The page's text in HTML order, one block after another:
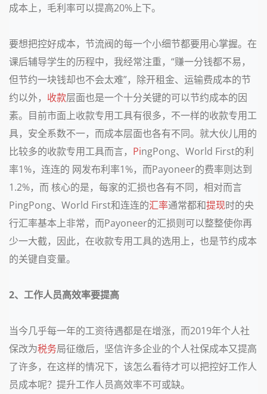
成本上，毛利率可以提高20%上下。
要想把控好成本，节流阀的每一个小细节都要用心掌握。在
课后辅导学生的历程中，我经常注重，“赚一分钱都不易，
但节约一块钱却也不会太难”，除开租金、运输费成本的节
约以外， 收款层面也是一个十分关键的可以节约成本的因
素。目前市面上收款专用工具有很多，不一样的收款专用工
具，安全系数不一，而成本层面也各有不同。就大伙儿用的
比较多的收款专用工具而言， PingPong、World First的利
率1%，连连的 网发布利率1%，而Payoneer的费率则达到
1.2%，而 核心的是，每家的汇损也各有不同，相对而言
PingPong、World First和连连的汇率通常都和提现时的央
行汇率基本上非常，而Payoneer的汇损则可以整整使你再
少一大截，因此，在收款专用工具的选用上，也是节约成本
的关键自变量。
2、工作人员高效率要提高
当今几乎每一年的工资待遇都是在增涨，而2019年个人社
保改为税务局征缴后，坚信许多企业的个人社保成本又提高
了许多，在这样的情况下，该怎么看待才可以把控好工作人
员成本呢？提升工作人员高效率不可或缺。